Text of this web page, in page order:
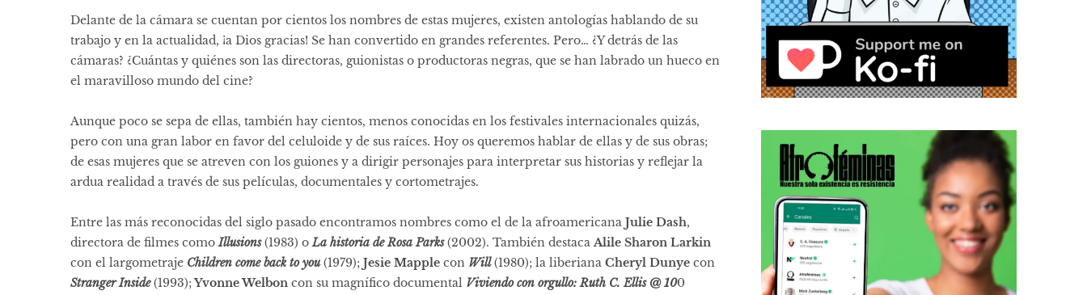
Delante de la cámara se cuentan por cientos los nombres de estas mujeres, existen antologías hablando de su
trabajo y en la actualidad, ¡a Dios gracias! Se han convertido en grandes referentes. Pero… ¿Y detrás de las
cámaras? ¿Cuántas y quiénes son las directoras, guionistas o productoras negras, que se han labrado un hueco en
el maravilloso mundo del cine?
Aunque poco se sepa de ellas, también hay cientos, menos conocidas en los festivales internacionales quizás,
pero con una gran labor en favor del celuloide y de sus raíces. Hoy os queremos hablar de ellas y de sus obras;
de esas mujeres que se atreven con los guiones y a dirigir personajes para interpretar sus historias y reflejar la
ardua realidad a través de sus películas, documentales y cortometrajes.
Entre las más reconocidas del siglo pasado encontramos nombres como el de la afroamericana Julie Dash,
directora de filmes comoIllusions(1983) oLa historia de Rosa Parks(2002). También destacaAlile Sharon Larkin
con el largometraje Children come back to you(1979); Jesie Mapple con Will(1980); la liberiana Cheryl Dunye con
Stranger Inside(1993);Yvonne Welbon con su magnífico documental Viviendo con orgullo: Ruth C. Ellis @ 100